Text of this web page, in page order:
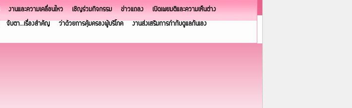
งานและความเคลื่อนไหว เชิญร่วมกิจกรรม ข่าวแถลง
เปิดเผยมติและความเห็นต่าง
จับตา…เรื่องสำคัญ ว่าด้วยการคุ้มครองผู้บริโภค
งานส่งเสริมการกำกับดูแลกันเอง